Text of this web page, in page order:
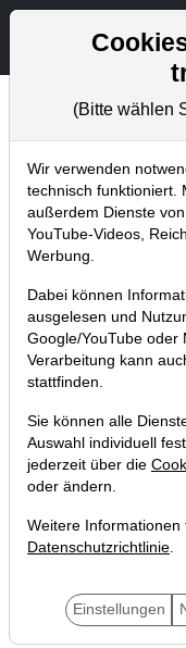
Börsenmagazine
Home Blog
aktien
Aktien als
07.01.2018 um 13:42
Liebe Leser,
(Bitte wählen
Wir verwenden
technisch funktioniert.
außerdem Dienste
YouTube-Videos,
Werbung.
Dabei können
ausgelesen und
Google/YouTube oder
Verarbeitung kann
stattfinden.
Sie können alle
Auswahl individuell
jederzeit über die
oder ändern.
Weitere
Datenschutzrichtlinie.
Einstellungen